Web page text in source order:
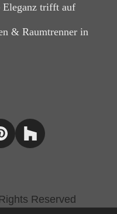
trifft auf
& Raumtrenner in
Reserved